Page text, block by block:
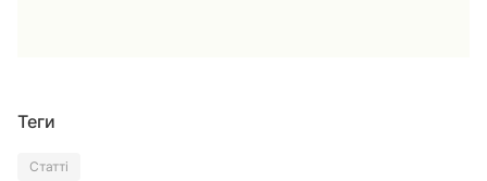
Теги
Статті